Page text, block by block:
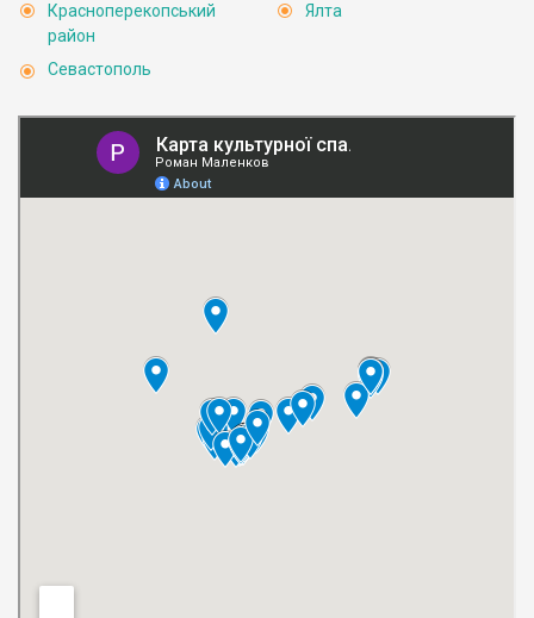
Красноперекопський
район
Севастополь
Ялта